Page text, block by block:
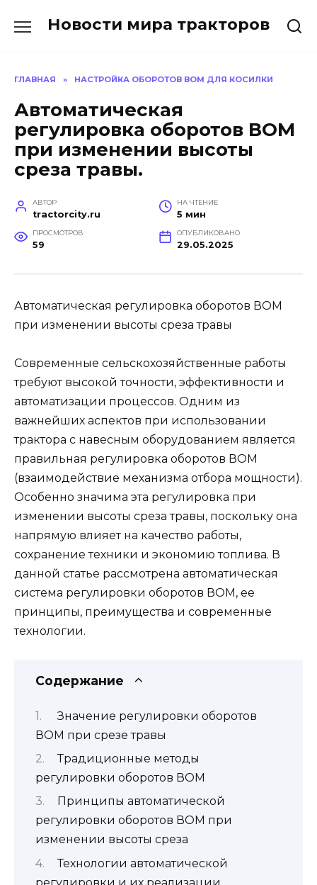
Новости мира тракторов
ГЛАВНАЯ » НАСТРОЙКА ОБОРОТОВ ВОМ ДЛЯ КОСИЛКИ
Автоматическая
регулировка оборотов ВОМ
при изменении высоты
среза травы.
АВТОР
tractorcity.ru
НА ЧТЕНИЕ
5 мин
ПРОСМОТРОВ
59
ОПУБЛИКОВАНО
29.05.2025
Автоматическая регулировка оборотов ВОМ
при изменении высоты среза травы
Современные сельскохозяйственные работы
требуют высокой точности, эффективности и
автоматизации процессов. Одним из
важнейших аспектов при использовании
трактора с навесным оборудованием является
правильная регулировка оборотов ВОМ
(взаимодействие механизма отбора мощности).
Особенно значима эта регулировка при
изменении высоты среза травы, поскольку она
напрямую влияет на качество работы,
сохранение техники и экономию топлива. В
данной статье рассмотрена автоматическая
система регулировки оборотов ВОМ, ее
принципы, преимущества и современные
технологии.
Содержание
Значение регулировки оборотов
ВОМ при срезе травы
Традиционные методы
регулировки оборотов ВОМ
Принципы автоматической
регулировки оборотов ВОМ при
изменении высоты среза
Технологии автоматической